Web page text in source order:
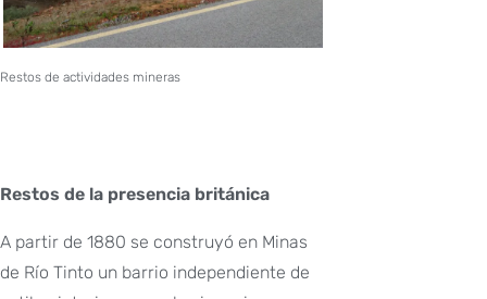
Restos de actividades mineras
Restos de la presencia británica
A partir de 1880 se construyó en Minas
de Río Tinto un barrio independiente de